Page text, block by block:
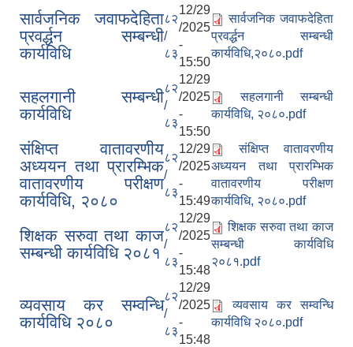
सार्वजनिक जवाफदेहिता
प्रवर्द्धन सम्बन्धी
कार्यविधि
८२
/
८३
12/29
/2025
-
15:50
सार्वजनिक जवाफदेहिता
प्रवर्द्धन सम्बन्धी
कार्यविधि,२०८०.pdf
सहलगानी सम्बन्धी
कार्यविधि
८२
/
८३
12/29
/2025
-
15:50
सहलगानी सम्बन्धी
कार्यविधि, २०८०.pdf
संक्षिप्त वातावरणीय
अध्ययन तथा प्रारम्भिक
वातावरणीय परीक्षण
कार्यविधि, २०८०
८२
/
८३
12/29
/2025
-
15:49
संक्षिप्त वातावरणीय
अध्ययन तथा प्रारम्भिक
वातावरणीय परीक्षण
कार्यविधि, २०८०.pdf
शिक्षक सरुवा तथा काज
सम्बन्धी कार्यविधि २०८१
८२
/
८३
12/29
/2025
-
15:48
शिक्षक सरुवा तथा काज
सम्बन्धी कार्यविधि
२०८१.pdf
व्यवसाय कर सम्वन्धि
कार्यविधि २०८०
८२
/
८३
12/29
/2025
-
15:48
व्यवसाय कर सम्वन्धि
कार्यविधि २०८०.pdf